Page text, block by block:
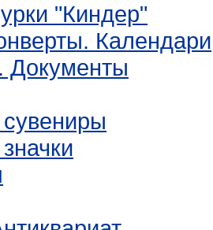
"Киндер"
Календари
Документы